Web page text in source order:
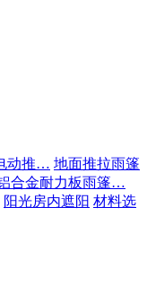
动推… 地面推拉雨篷
合金耐力板雨篷…
阳光房内遮阳 材料选